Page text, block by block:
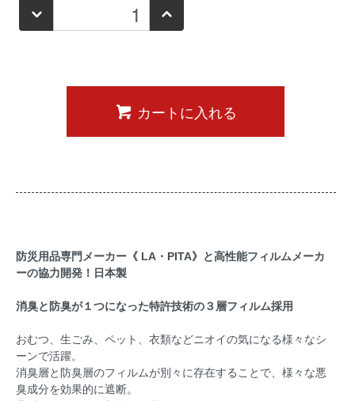
カートに入れる
防災用品専門メーカー《 LA・PITA》と高性能フィルムメーカ
ーの協力開発！日本製
消臭と防臭が１つになった特許技術の３層フィルム採用
おむつ、生ごみ、ペット、衣類などニオイの気になる様々なシ
ーンで活躍。
消臭層と防臭層のフィルムが別々に存在することで、様々な悪
臭成分を効果的に遮断。